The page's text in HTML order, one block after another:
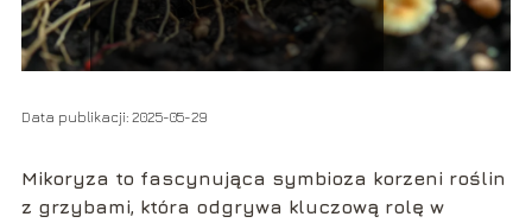
Data publikacji: 2025-05-29
Mikoryza to fascynująca symbioza korzeni roślin
z grzybami, która odgrywa kluczową rolę w